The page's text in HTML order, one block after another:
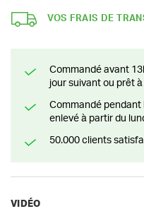
VOS FRAIS DE
Commandé avant 13h pendant la semaine? Livré le
jour suivant ou prêt
Commandé pendant le weekend? Livré ou prêt à être
enlevé à partir du
50.000 clients
VIDÉO